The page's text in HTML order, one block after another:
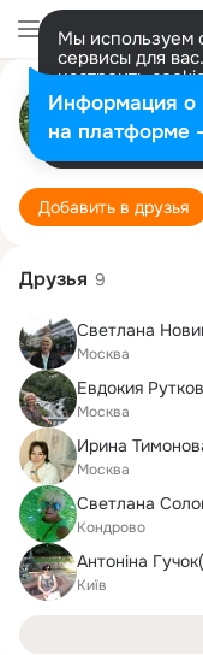
Мы используем
сервисы для
настроить
представитель.
Разрешить все
Ольга
Добавить в друзья
Друзья 9
Светлана
Москва
Евдокия
Москва
Ирина
Москва
Светлана
Кондрово
Антоніна
Київ
Информация о
на платформе